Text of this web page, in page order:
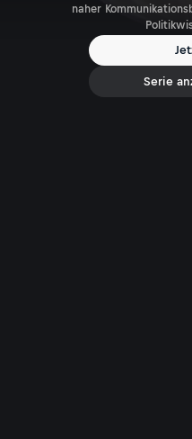
naher
Serie